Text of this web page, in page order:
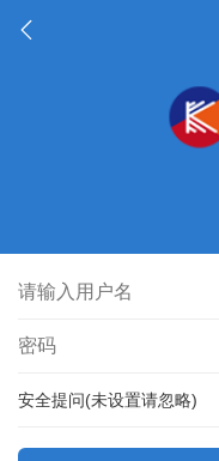
安全提问(未设置请忽略)